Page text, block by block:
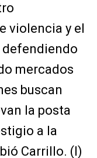
violencia y el
mercados
buscan
la posta
a la
Carrillo. (I)